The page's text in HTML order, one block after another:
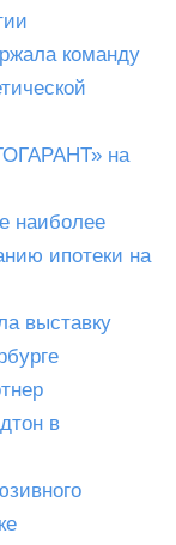
команду
на
наиболее
ипотеки на
выставку
в